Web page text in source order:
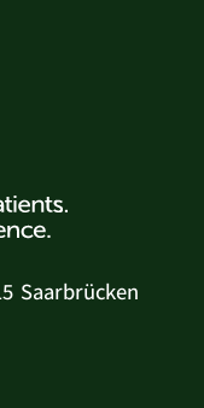
Saarbrücken